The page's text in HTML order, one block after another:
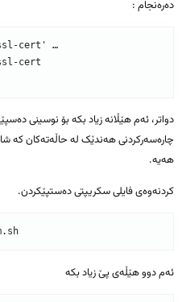
دەرەنجام :
cert' …
cert
چارەسەرکردنی هەندێک لە حاڵەتەکان کە
هەیە.
کردنەوەی فایلی سکریپتی دەستپێکردن.
ئەم دوو هێڵەی پێ زیاد بکە